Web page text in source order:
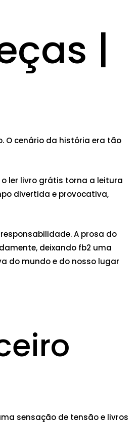
|
O cenário da história era tão
ler livro grátis torna a leitura
divertida e provocativa,
A prosa do
deixando fb2 uma
do mundo e do nosso lugar
sensação de tensão e livros